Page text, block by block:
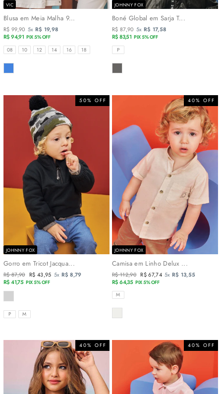
VIC
Blusa em Meia Malha 9...
R$ 99,90 5x R$ 19,98
R$ 94,91 PIX 5% OFF
TAMANHOS
08 10 12 14 16 18
COR
JOHNNY FOX
Boné Global em Sarja T...
R$ 87,90 5x R$ 17,58
R$ 83,51 PIX 5% OFF
TAMANHOS
P
COR
50% OFF
JOHNNY FOX
Gorro em Tricot Jacqua...
Preço
normal
R$ 87,90 Preço
promocional
R$ 43,95 5x R$ 8,79
R$ 41,75 PIX 5% OFF
COR
TAMANHOS
P M
40% OFF
JOHNNY FOX
Camisa em Linho Delux ...
Preço
normal
R$ 112,90 Preço
promocional
R$ 67,74 5x R$ 13,55
R$ 64,35 PIX 5% OFF
TAMANHOS
M
COR
40% OFF 40% OFF